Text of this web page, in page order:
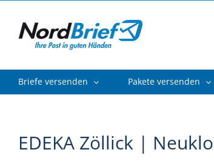
Inhalt
springen
Briefe versenden Pakete versenden
EDEKA Zöllick |